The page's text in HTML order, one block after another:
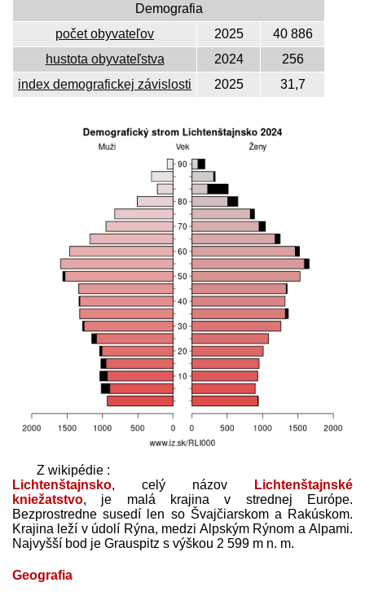
Demografia
počet obyvateľov
2025
40 886
hustota obyvateľstva
2024
256
index demografickej závislosti
2025 31,7
Z wikipédie :
Lichtenštajnsko, celý názov
Lichtenštajnské
kniežatstvo, je malá krajina v strednej Európe.
Bezprostredne susedí len so Švajčiarskom a Rakúskom.
Krajina leží v údolí Rýna, medzi Alpským Rýnom a Alpami.
Najvyšší bod je Grauspitz s výškou 2 599 m n. m.
Geografia